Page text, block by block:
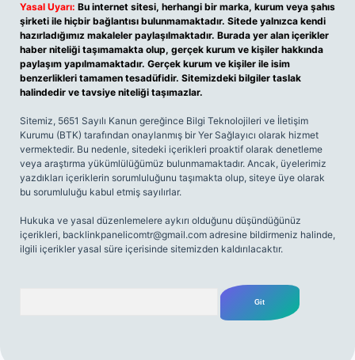
Yasal Uyarı: Bu internet sitesi, herhangi bir marka, kurum veya şahıs
şirketi ile hiçbir bağlantısı bulunmamaktadır. Sitede yalnızca kendi
hazırladığımız makaleler paylaşılmaktadır. Burada yer alan içerikler
haber niteliği taşımamakta olup, gerçek kurum ve kişiler hakkında
paylaşım yapılmamaktadır. Gerçek kurum ve kişiler ile isim
benzerlikleri tamamen tesadüfidir. Sitemizdeki bilgiler taslak
halindedir ve tavsiye niteliği taşımazlar.
Sitemiz, 5651 Sayılı Kanun gereğince Bilgi Teknolojileri ve İletişim
Kurumu (BTK) tarafından onaylanmış bir Yer Sağlayıcı olarak hizmet
vermektedir. Bu nedenle, sitedeki içerikleri proaktif olarak denetleme
veya araştırma yükümlülüğümüz bulunmamaktadır. Ancak, üyelerimiz
yazdıkları içeriklerin sorumluluğunu taşımakta olup, siteye üye olarak
bu sorumluluğu kabul etmiş sayılırlar.
Hukuka ve yasal düzenlemelere aykırı olduğunu düşündüğünüz
içerikleri, backlinkpanelicomtr@gmail.com adresine bildirmeniz halinde,
ilgili içerikler yasal süre içerisinde sitemizden kaldırılacaktır.